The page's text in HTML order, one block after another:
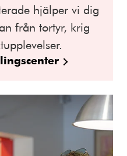
hjälper vi dig
från tortyr, krig